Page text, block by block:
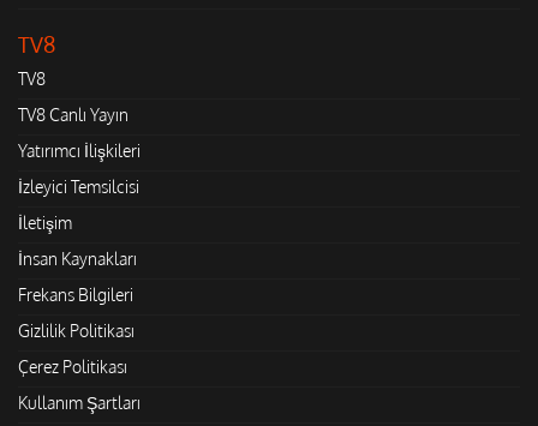
TV8
TV8
TV8 Canlı Yayın
Yatırımcı İlişkileri
İzleyici Temsilcisi
İletişim
İnsan Kaynakları
Frekans Bilgileri
Gizlilik Politikası
Çerez Politikası
Kullanım Şartları